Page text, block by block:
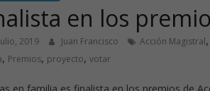
en los
2019 Juan Francisco Acción Magistral,
, Premios, proyecto, votar